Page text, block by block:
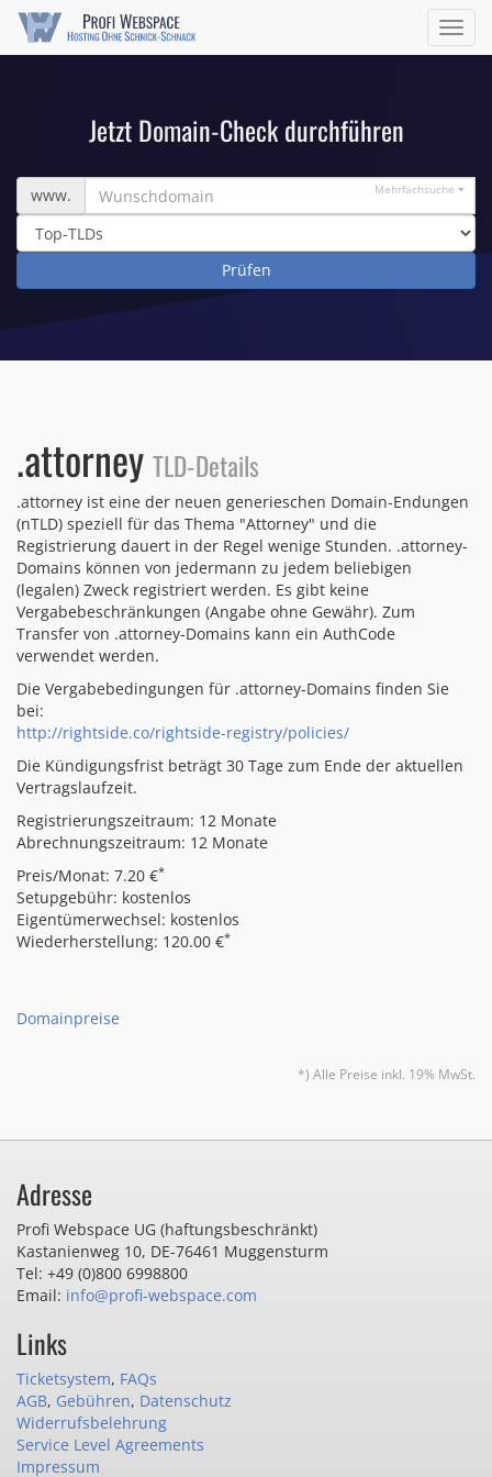
ein/
Jetzt Domain-Check durchführen
Wunschdomain
www. Mehrfachsuche
.attorney TLD-Details
.attorney ist eine der neuen generieschen Domain-Endungen
(nTLD) speziell für das Thema "Attorney" und die
Registrierung dauert in der Regel wenige Stunden. .attorney-
Domains können von jedermann zu jedem beliebigen
(legalen) Zweck registriert werden. Es gibt keine
Vergabebeschränkungen (Angabe ohne Gewähr). Zum
Transfer von .attorney-Domains kann ein AuthCode
verwendet werden.
Die Vergabebedingungen für .attorney-Domains finden Sie
bei:
http://rightside.co/rightside-registry/policies/
Die Kündigungsfrist beträgt 30 Tage zum Ende der aktuellen
Vertragslaufzeit.
Registrierungszeitraum: 12 Monate
Abrechnungszeitraum: 12 Monate
Preis/Monat: 7.20 €*
Setupgebühr: kostenlos
Eigentümerwechsel: kostenlos
Wiederherstellung: 120.00 €*
Domainpreise
*) Alle Preise inkl. 19% MwSt.
Adresse
Profi Webspace UG (haftungsbeschränkt)
Kastanienweg 10, DE-76461 Muggensturm
Tel: +49 (0)800 6998800
Email: info@profi-webspace.com
Links
Ticketsystem, FAQs
AGB, Gebühren, Datenschutz
Widerrufsbelehrung
Service Level Agreements
Impressum